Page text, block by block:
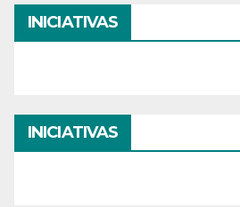
INICIATIVAS
INICIATIVAS